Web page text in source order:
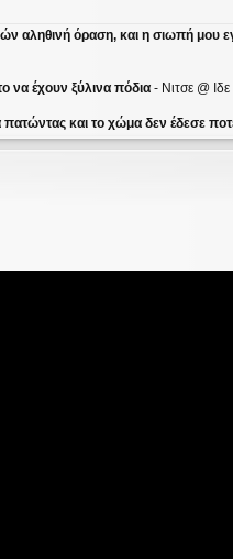
αληθινή όραση, και η σιωπή μου
να έχουν ξύλινα πόδια - Νιτσε @
και το χώμα δεν έδεσε